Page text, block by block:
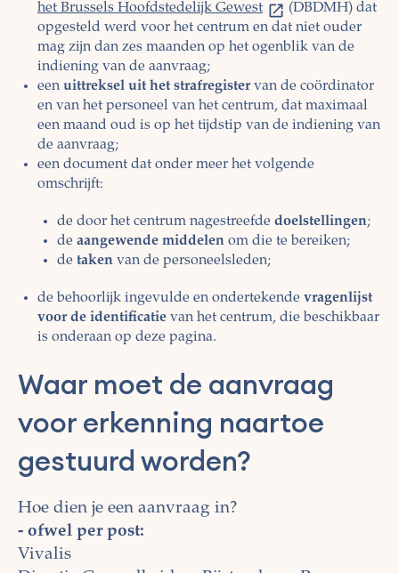
het Brussels Hoofdstedelijk Gewest
(DBDMH) dat
opgesteld werd voor het centrum en dat niet ouder
mag zijn dan zes maanden op het ogenblik van de
indiening van de aanvraag;
een uittreksel uit het strafregistervan de coördinator
en van het personeel van het centrum, dat maximaal
een maand oud is op het tijdstip van de indiening van
de aanvraag;
een document dat onder meer het volgende
omschrijft:
de door het centrum nagestreefde doelstellingen;
de aangewende middelen om die te bereiken;
de taken van de personeelsleden;
de behoorlijk ingevulde en ondertekende vragenlijst
voor de identificatie van het centrum, die beschikbaar
is onderaan op deze pagina.
Waar moet de aanvraag
voor erkenning naartoe
gestuurd worden?
Hoe dien je een aanvraag in?
- ofwel per post:
Vivalis